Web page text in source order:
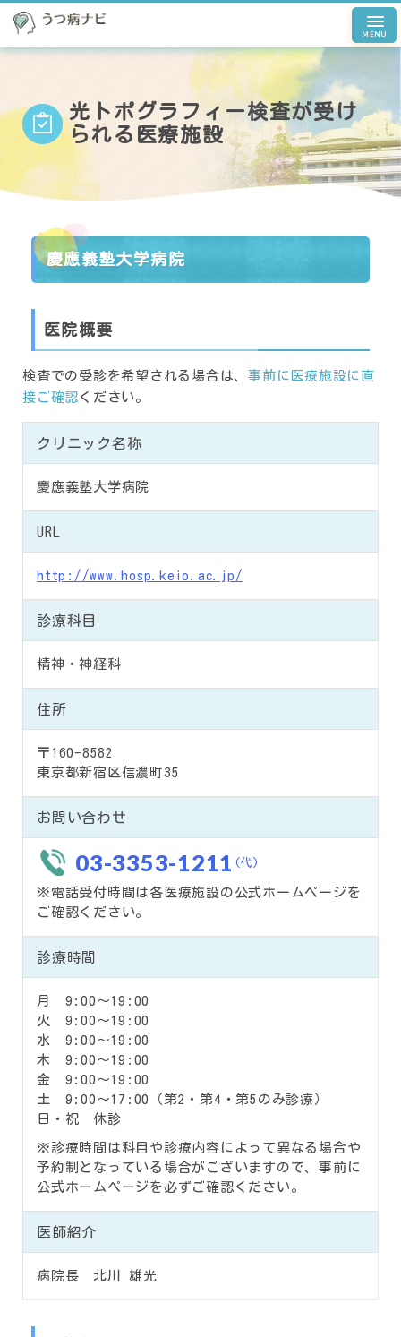
MENU
光トポグラフィー検査が受け
られる医療施設
慶應義塾大学病院
医院概要
検査での受診を希望される場合は、 事前に医療施設に直
接ご確認 ください。
クリニック名称
慶應義塾大学病院
URL
http://www.hosp.keio.ac.jp/
診療科目
精神・神経科
住所
〒160-8582
東京都新宿区信濃町35
お問い合わせ
03-3353-1211 (代)
※電話受付時間は各医療施設の公式ホームページを
ご確認ください。
診療時間
月 9:00～19:00
火 9:00～19:00
水 9:00～19:00
木 9:00～19:00
金 9:00～19:00
土 9:00～17:00（第2・第4・第5のみ診療）
日・祝 休診
※診療時間は科目や診療内容によって異なる場合や
予約制となっている場合がございますので、事前に
公式ホームページを必ずご確認ください。
医師紹介
病院長 北川 雄光